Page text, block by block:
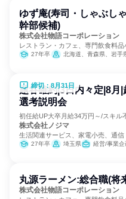
ゆず庵(寿司・しゃぶし
幹部候補)
株式会社物語コーポレーション
レストラン・カフェ、専門飲食料
27年卒 北海道、青森県、岩手県、宮城県、秋田県、山形県、福島県、茨城県、栃木県、群馬県、埼玉県、千葉県、東京都、神奈川県、新潟県、富山県、石川県、福井県、山梨県、長野県、岐阜県、静岡県、愛知県、三重県、滋賀県、京都府、大阪府、兵庫県、奈良県、和歌山県、鳥取県、島根県、岡山県、広島県、山口県、徳島県、香川県、
締切：8月31日
越谷確約|3日内々定|8月
選考説明会
初任給UP大卒月給34万円～/スキ
株式会社ノジマ
生活関連サービス、家電小売、通信
27年卒 埼玉県 経営/事業
丸源ラーメン:総合職(将
株式会社物語コーポレーション